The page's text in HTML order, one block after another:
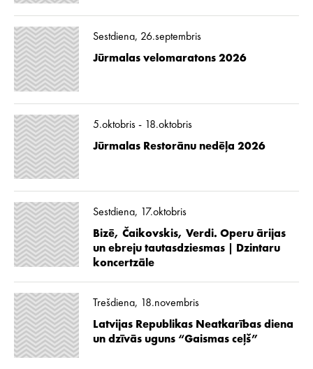
Sestdiena, 26.septembris
Jūrmalas velomaratons 2026
5.oktobris - 18.oktobris
Jūrmalas Restorānu nedēļa 2026
Sestdiena, 17.oktobris
Bizē, Čaikovskis, Verdi. Operu ārijas
un ebreju tautasdziesmas | Dzintaru
koncertzāle
Trešdiena, 18.novembris
Latvijas Republikas Neatkarības diena
un dzīvās uguns “Gaismas ceļš”